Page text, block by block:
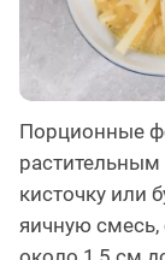
Порционные
кисточку или
яичную смесь,